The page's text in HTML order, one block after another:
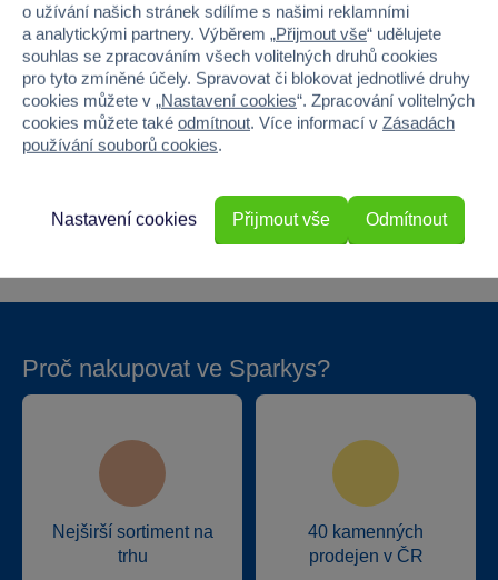
Materiál PLAST
Šířka 22.5
Výška 16.5
Hmotnost v gramech 250
Proč nakupovat ve Sparkys?
Nejširší sortiment na
trhu
40 kamenných
prodejen v ČR
o užívání našich stránek sdílíme s našimi reklamními
a analytickými partnery. Výběrem „Přijmout vše“ udělujete
souhlas se zpracováním všech volitelných druhů cookies
pro tyto zmíněné účely. Spravovat či blokovat jednotlivé druhy
cookies můžete v „Nastavení cookies“. Zpracování volitelných
cookies můžete také odmítnout. Více informací v Zásadách
používání souborů cookies.
Odmítnout
Nastavení cookies Přijmout vše